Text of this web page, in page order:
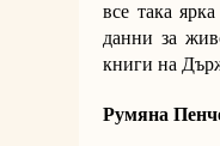
все така
данни за
книги на
Румяна